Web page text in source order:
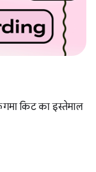
किट का इस्तेमाल